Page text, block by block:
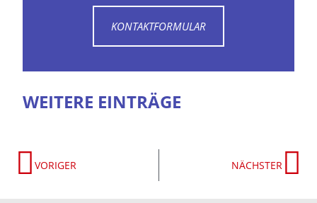
KONTAKTFORMULAR
WEITERE EINTRÄGE
VORIGER NÄCHSTER